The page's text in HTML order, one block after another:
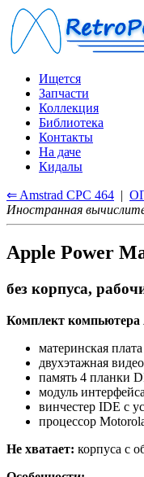
Ищется
Запчасти
Коллекция
Библиотека
Контакты
На даче
Кидалы
⇐ Amstrad CPC 464 |
Иностранная
Apple Power
без корпуса,
Комплект компьютера
материнская плата
двухэтажная
память 4 планки
модуль
винчестер IDE с
процессор
Не хватает: корпуса с